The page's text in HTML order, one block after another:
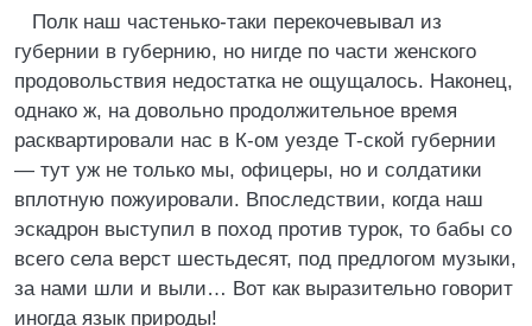
Полк наш частенько-таки перекочевывал из
губернии в губернию, но нигде по части женского
продовольствия недостатка не ощущалось. Наконец,
однако ж, на довольно продолжительное время
расквартировали нас в К-ом уезде Т-ской губернии
— тут уж не только мы, офицеры, но и солдатики
вплотную пожуировали. Впоследствии, когда наш
эскадрон выступил в поход против турок, то бабы со
всего села верст шестьдесят, под предлогом музыки,
за нами шли и выли… Вот как выразительно говорит
иногда язык природы!